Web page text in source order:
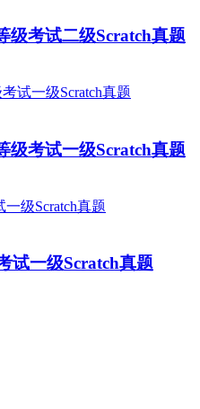
级考试二级Scratch真题
级考试一级Scratch真题
试一级Scratch真题